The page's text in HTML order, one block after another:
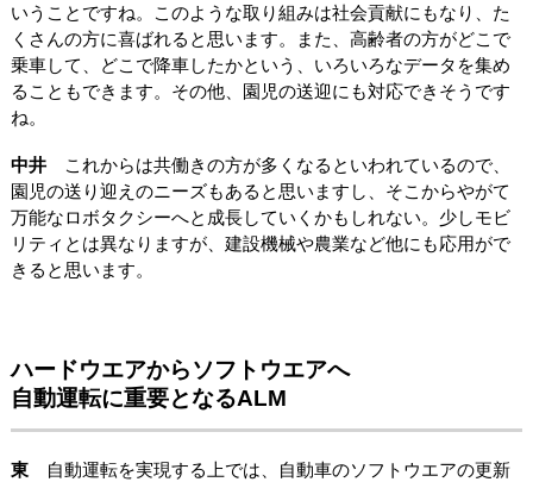
いうことですね。このような取り組みは社会貢献にもなり、た
くさんの方に喜ばれると思います。また、高齢者の方がどこで
乗車して、どこで降車したかという、いろいろなデータを集め
ることもできます。その他、園児の送迎にも対応できそうです
ね。
中井これからは共働きの方が多くなるといわれているので、
園児の送り迎えのニーズもあると思いますし、そこからやがて
万能なロボタクシーへと成長していくかもしれない。少しモビ
リティとは異なりますが、建設機械や農業など他にも応用がで
きると思います。
ハードウエアからソフトウエアへ
自動運転に重要となるALM
東自動運転を実現する上では、自動車のソフトウエアの更新